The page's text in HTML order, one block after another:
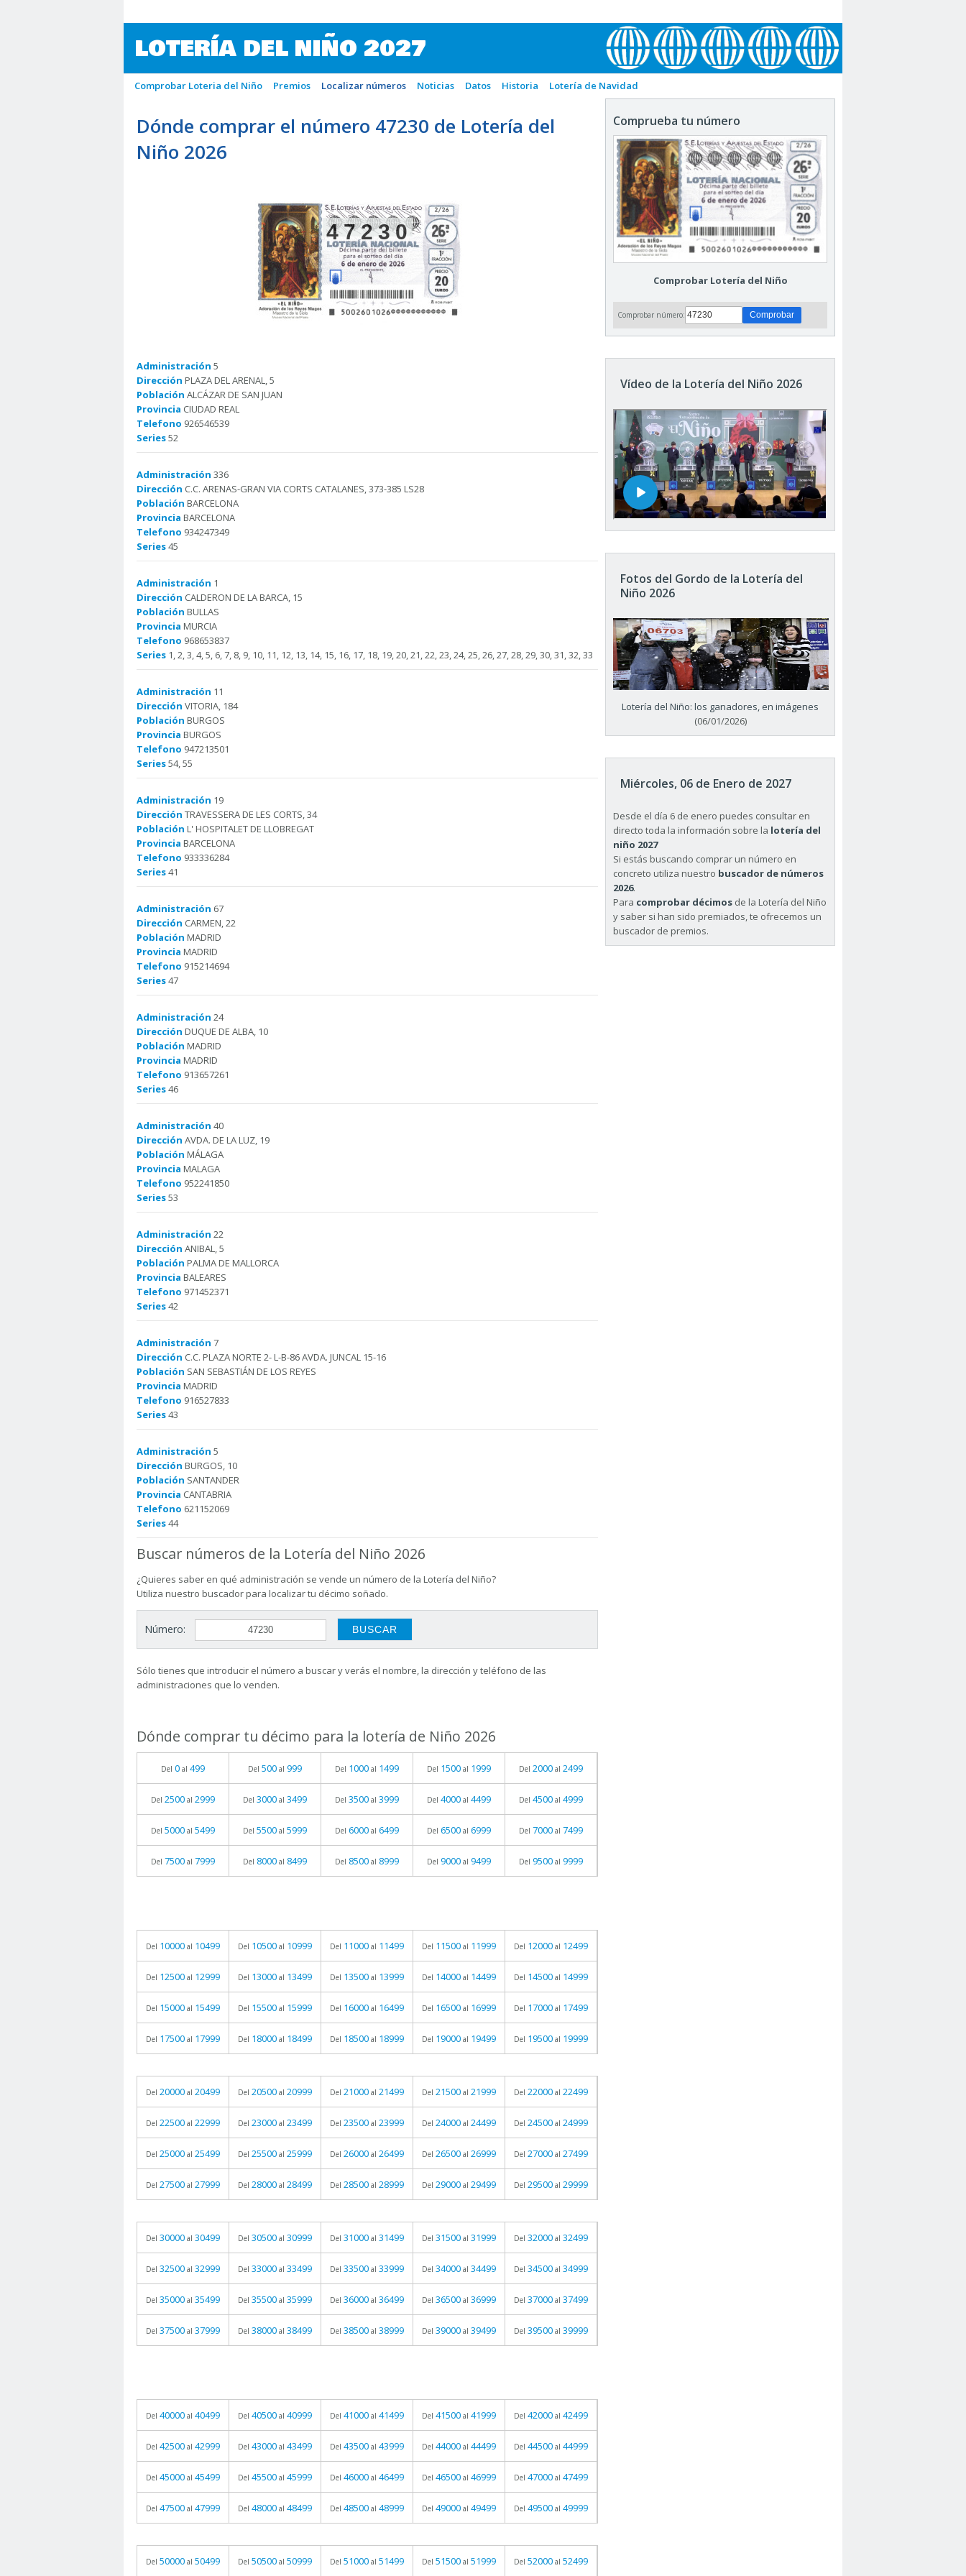
LOTERÍA DEL NIÑO 2027
Comprobar Loteria del Niño Premios Localizar números Noticias Datos Historia Lotería de Navidad
Dónde comprar el número 47230 de Lotería del
Niño 2026
47230
Administración 5
Dirección PLAZA DEL ARENAL, 5
Población ALCÁZAR DE SAN JUAN
Provincia CIUDAD REAL
Telefono 926546539
Series52
Administración 336
Dirección C.C. ARENAS-GRAN VIA CORTS CATALANES, 373-385 LS28
Población BARCELONA
Provincia BARCELONA
Telefono 934247349
Series45
Administración 1
Dirección CALDERON DE LA BARCA, 15
Población BULLAS
Provincia MURCIA
Telefono 968653837
Series 1, 2, 3, 4, 5, 6, 7, 8, 9, 10, 11, 12, 13, 14, 15, 16, 17, 18, 19, 20, 21, 22, 23, 24, 25, 26, 27, 28, 29, 30, 31, 32, 33
Administración 11
Dirección VITORIA, 184
Población BURGOS
Provincia BURGOS
Telefono 947213501
Series54, 55
Administración 19
Dirección TRAVESSERA DE LES CORTS, 34
Población L' HOSPITALET DE LLOBREGAT
Provincia BARCELONA
Telefono 933336284
Series41
Administración 67
Dirección CARMEN, 22
Población MADRID
Provincia MADRID
Telefono 915214694
Series47
Administración 24
Dirección DUQUE DE ALBA, 10
Población MADRID
Provincia MADRID
Telefono 913657261
Series46
Administración 40
Dirección AVDA. DE LA LUZ, 19
Población MÁLAGA
Provincia MALAGA
Telefono 952241850
Series53
Administración 22
Dirección ANIBAL, 5
Población PALMA DE MALLORCA
Provincia BALEARES
Telefono 971452371
Series42
Administración 7
Dirección C.C. PLAZA NORTE 2- L-B-86 AVDA. JUNCAL 15-16
Población SAN SEBASTIÁN DE LOS REYES
Provincia MADRID
Telefono 916527833
Series43
Administración 5
Dirección BURGOS, 10
Población SANTANDER
Provincia CANTABRIA
Telefono 621152069
Series44
Buscar números de la Lotería del Niño 2026
¿Quieres saber en qué administración se vende un número de la Lotería del Niño?
Utiliza nuestro buscador para localizar tu décimo soñado.
Número:
Sólo tienes que introducir el número a buscar y verás el nombre, la dirección y teléfono de las
administraciones que lo venden.
Dónde comprar tu décimo para la lotería de Niño 2026
Del 0 al 499 Del 500 al 999 Del 1000 al 1499 Del 1500 al 1999 Del 2000 al 2499
Del 2500 al 2999 Del 3000 al 3499 Del 3500 al 3999 Del 4000 al 4499 Del 4500 al 4999
Del 5000 al 5499 Del 5500 al 5999 Del 6000 al 6499 Del 6500 al 6999 Del 7000 al 7499
Del 7500 al 7999 Del 8000 al 8499 Del 8500 al 8999 Del 9000 al 9499 Del 9500 al 9999
Del 10000 al 10499 Del 10500 al 10999 Del 11000 al 11499 Del 11500 al 11999 Del 12000 al 12499
Del 12500 al 12999 Del 13000 al 13499 Del 13500 al 13999 Del 14000 al 14499 Del 14500 al 14999
Del 15000 al 15499 Del 15500 al 15999 Del 16000 al 16499 Del 16500 al 16999 Del 17000 al 17499
Del 17500 al 17999 Del 18000 al 18499 Del 18500 al 18999 Del 19000 al 19499 Del 19500 al 19999
Del 20000 al 20499 Del 20500 al 20999 Del 21000 al 21499 Del 21500 al 21999 Del 22000 al 22499
Del 22500 al 22999 Del 23000 al 23499 Del 23500 al 23999 Del 24000 al 24499 Del 24500 al 24999
Del 25000 al 25499 Del 25500 al 25999 Del 26000 al 26499 Del 26500 al 26999 Del 27000 al 27499
Del 27500 al 27999 Del 28000 al 28499 Del 28500 al 28999 Del 29000 al 29499 Del 29500 al 29999
Del 30000 al 30499 Del 30500 al 30999 Del 31000 al 31499 Del 31500 al 31999 Del 32000 al 32499
Del 32500 al 32999 Del 33000 al 33499 Del 33500 al 33999 Del 34000 al 34499 Del 34500 al 34999
Del 35000 al 35499 Del 35500 al 35999 Del 36000 al 36499 Del 36500 al 36999 Del 37000 al 37499
Del 37500 al 37999 Del 38000 al 38499 Del 38500 al 38999 Del 39000 al 39499 Del 39500 al 39999
Del 40000 al 40499 Del 40500 al 40999 Del 41000 al 41499 Del 41500 al 41999 Del 42000 al 42499
Del 42500 al 42999 Del 43000 al 43499 Del 43500 al 43999 Del 44000 al 44499 Del 44500 al 44999
Del 45000 al 45499 Del 45500 al 45999 Del 46000 al 46499 Del 46500 al 46999 Del 47000 al 47499
Del 47500 al 47999 Del 48000 al 48499 Del 48500 al 48999 Del 49000 al 49499 Del 49500 al 49999
Del 50000 al 50499 Del 50500 al 50999 Del 51000 al 51499 Del 51500 al 51999 Del 52000 al 52499
Comprueba tu número
Comprobar Lotería del Niño
Comprobar número:
Vídeo de la Lotería del Niño 2026
Fotos del Gordo de la Lotería del
Niño 2026
Lotería del Niño: los ganadores, en imágenes
(06/01/2026)
Miércoles, 06 de Enero de 2027
Desde el día 6 de enero puedes consultar en
directo toda la información sobre la lotería del
niño 2027
Si estás buscando comprar un número en
concreto utiliza nuestro buscador de números
2026.
Para comprobar décimos de la Lotería del Niño
y saber si han sido premiados, te ofrecemos un
buscador de premios.